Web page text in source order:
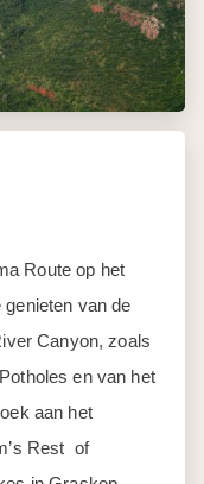
Route op het
van de
Canyon, zoals
en van het
aan het
Rest of